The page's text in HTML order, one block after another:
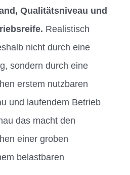
Qualitätsniveau und
Realistisch
nicht durch eine
sondern durch eine
erstem nutzbaren
und laufendem Betrieb
das macht den
einer groben
belastbaren